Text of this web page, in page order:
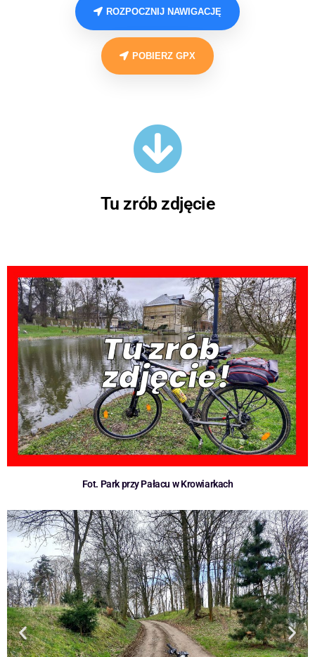
ROZPOCZNIJ NAWIGACJĘ
POBIERZ GPX
Tu zrób zdjęcie
Fot. Park przy Pałacu w Krowiarkach